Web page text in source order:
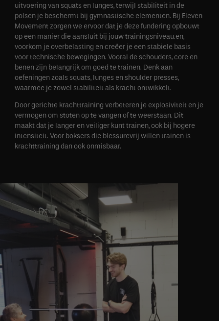
uitvoering van squats en lunges, terwijl stabiliteit in de
polsen je beschermt bij gymnastische elementen. Bij Eleven
Movement zorgen we ervoor dat je deze fundering opbouwt
op een manier die aansluit bij jouw trainingsniveau.en,
voorkom je overbelasting en creëer je een stabiele basis
voor technische bewegingen. Vooral de schouders, core en
benen zijn belangrijk om goed te trainen. Denk aan
oefeningen zoals squats, lunges en shoulder presses,
waarmee je zowel stabiliteit als kracht ontwikkelt.
Door gerichte krachttraining verbeteren je explosiviteit en je
vermogen om stoten op te vangen of te weerstaan. Dit
maakt dat je langer en veiliger kunt trainen, ook bij hogere
intensiteit. Voor boksers die blessurevrij willen trainen is
krachttraining dan ook onmisbaar.